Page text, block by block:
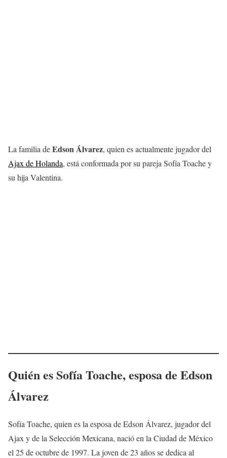
La familia deEdson Álvarez, quien es actualmente jugador del
Ajax de Holanda, está conformada por su pareja Sofía Toache y
su hija Valentina.
Quién es Sofía Toache, esposa de Edson
Álvarez
Sofía Toache, quien es la esposa de Edson Álvarez, jugador del
Ajax y de la Selección Mexicana, nació en la Ciudad de México
el 25 de octubre de 1997. La joven de 23 años se dedica al